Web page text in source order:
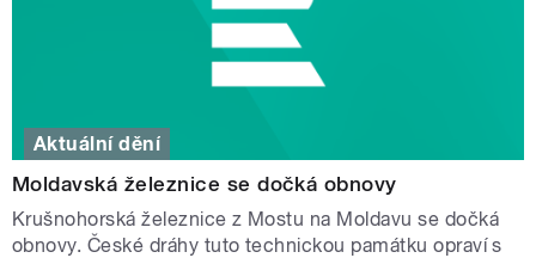
Aktuální dění
Moldavská železnice se dočká obnovy
Krušnohorská železnice z Mostu na Moldavu se dočká
obnovy. České dráhy tuto technickou památku opraví s